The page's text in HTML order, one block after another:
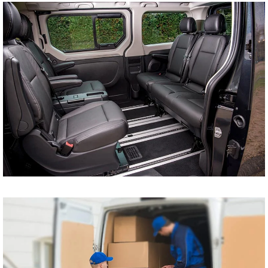
tani bus do Szczecina
Koszalina Bydgoszczy
Kołobrzegu Piły
Chojnic Tucholi
Więcborka Nakła nad
Notecią Białogardu
Gryfic Sępólna
Krajeńskiego
Człuchowa Szczecinka
Barwic Świdnicy
Trzcianki Złotowa
Czarnkowa Chodzieży
na adres tanio cena od
drzwi do drzwi
Przewóz osób